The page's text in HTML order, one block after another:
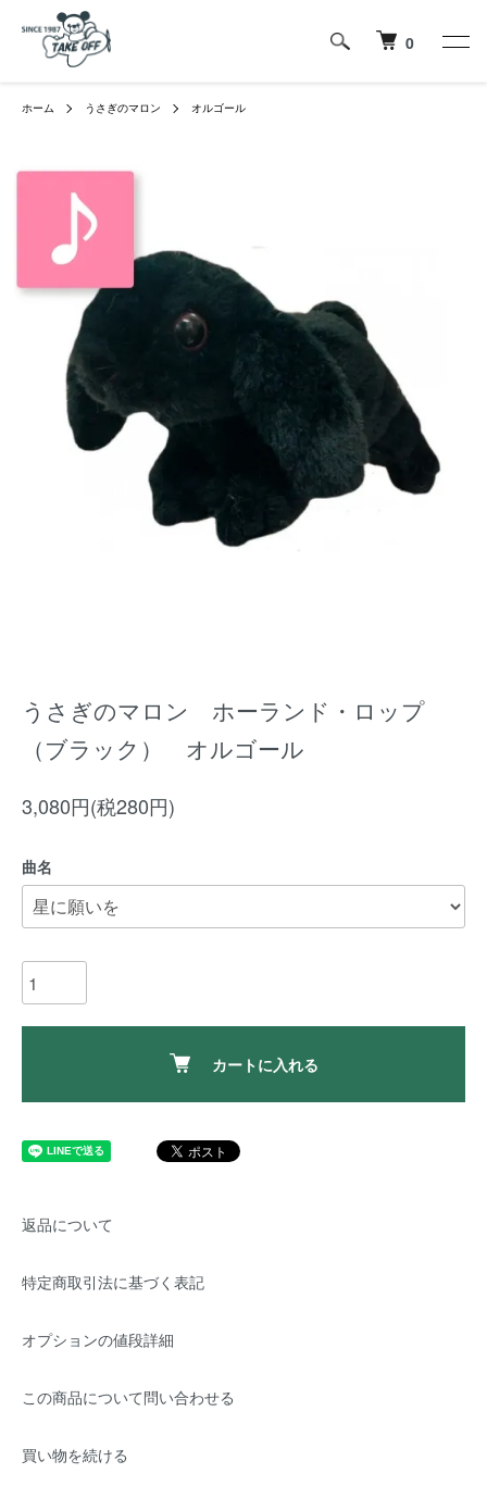
0
ホーム うさぎのマロン オルゴール
うさぎのマロン ホーランド・ロップ
（ブラック） オルゴール
3,080円(税280円)
曲名
カートに入れる
返品について
特定商取引法に基づく表記
オプションの値段詳細
この商品について問い合わせる
買い物を続ける